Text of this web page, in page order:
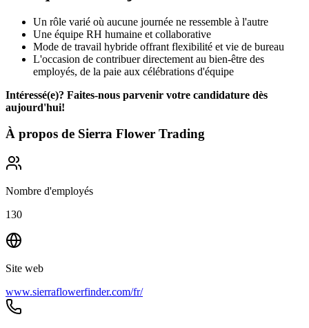
Un rôle varié où aucune journée ne ressemble à l'autre
Une équipe RH humaine et collaborative
Mode de travail hybride offrant flexibilité et vie de bureau
L'occasion de contribuer directement au bien-être des
employés, de la paie aux célébrations d'équipe
Intéressé(e)? Faites-nous parvenir votre candidature dès
aujourd'hui!
À propos de Sierra Flower Trading
Nombre d'employés
130
Site web
www.sierraflowerfinder.com/fr/